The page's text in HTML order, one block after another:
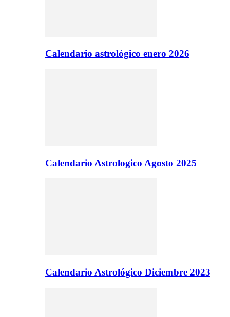
Calendario astrológico enero 2026
Calendario Astrologico Agosto 2025
Calendario Astrológico Diciembre 2023